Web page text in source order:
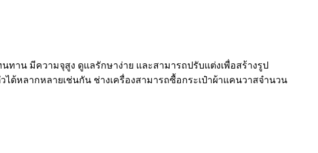
ทาน มีความจุสูง ดูแลรักษาง่าย และสามารถปรับแต่งเพื่อสร้างรูป
หลากหลายเช่นกัน ช่างเครื่องสามารถซื้อกระเป๋าผ้าแคนวาสจำนวน